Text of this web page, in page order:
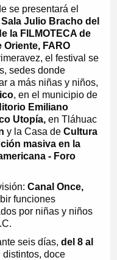
se presentará el
Julio Bracho del
la FILMOTECA de
Oriente, FARO
vez, el festival se
sedes donde
a más niñas y niños,
, en el municipio de
Emiliano
Utopía, en Tláhuac
y la Casa deCultura
masiva en la
- Foro
Canal Once,
funciones
por niñas y niños
seis días, del 8 al
distintos, doce